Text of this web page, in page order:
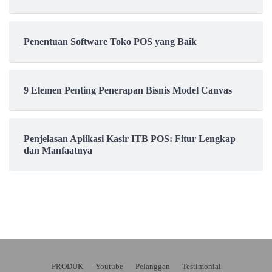
Penentuan Software Toko POS yang Baik
9 Elemen Penting Penerapan Bisnis Model Canvas
Penjelasan Aplikasi Kasir ITB POS: Fitur Lengkap
dan Manfaatnya
PRODUK Youtube Pelanggan Testimonial